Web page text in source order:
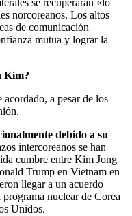
se recuperaran «lo
norcoreanos. Los altos
de comunicación
mutua y lograr la
Kim?
a pesar de los
debido a su
intercoreanos se han
cumbre entre Kim Jong
Trump en Vietnam en
llegar a un acuerdo
nuclear de Corea
Unidos.